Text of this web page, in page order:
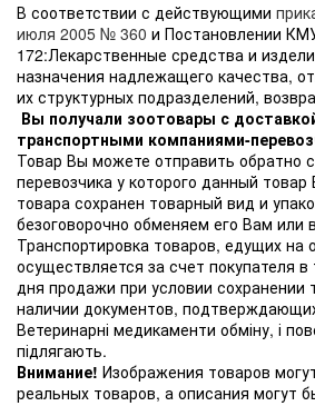
В соответствии с действующими
июля 2005 № 360 и Постановлении
172:Лекарственные средства и
назначения надлежащего качества,
их структурных подразделений,
Вы получали зоотовары с
транспортными компаниями-
Товар Вы можете отправить обратно
перевозчика у которого данный
товара сохранен товарный вид и
безоговорочно обменяем его Вам или
Транспортировка товаров, едущих на
осуществляется за счет покупателя
дня продажи при условии сохранении
наличии документов,
Ветеринарні медикаменти обміну, і
підлягають.
Внимание! Изображения товаров
реальных товаров, а описания могут